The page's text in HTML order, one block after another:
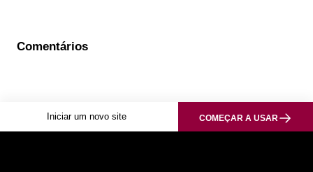
Comentários
Iniciar um novo site COMEÇAR A USAR